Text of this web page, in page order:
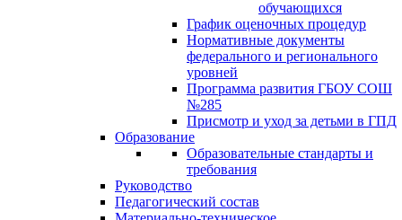
обучающихся
График оценочных процедур
Нормативные документы
федерального и регионального
уровней
Программа развития ГБОУ СОШ
№285
Присмотр и уход за детьми в ГПД
Образование
Образовательные стандарты и
требования
Руководство
Педагогический состав